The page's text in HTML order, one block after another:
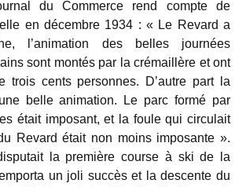
du Commerce rend compte de
en décembre 1934 : « Le Revard a
l’animation des belles journées
sont montés par la crémaillère et ont
trois cents personnes. D’autre part la
belle animation. Le parc formé par
était imposant, et la foule qui circulait
Revard était non moins imposante ».
la première course à ski de la
un joli succès et la descente du